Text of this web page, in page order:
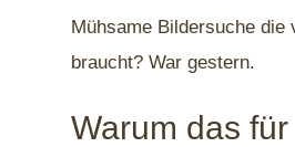
Mühsame Bildersuche die
braucht? War gestern.
Warum das für